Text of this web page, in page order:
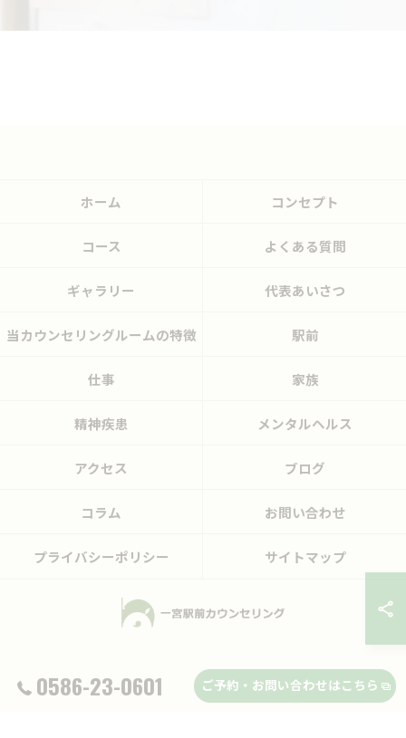
0586-23-0601 ご予約・お問い合わせはこちら
ホーム コンセプト
コース よくある質問
ギャラリー 代表あいさつ
当カウンセリングルームの特徴 駅前
仕事 家族
精神疾患 メンタルヘルス
アクセス ブログ
コラム お問い合わせ
プライバシーポリシー サイトマップ
© 2026 愛知県一宮市のカウンセリングなら一宮駅前カウンセリング ALL RIGHTS
RESERVED.